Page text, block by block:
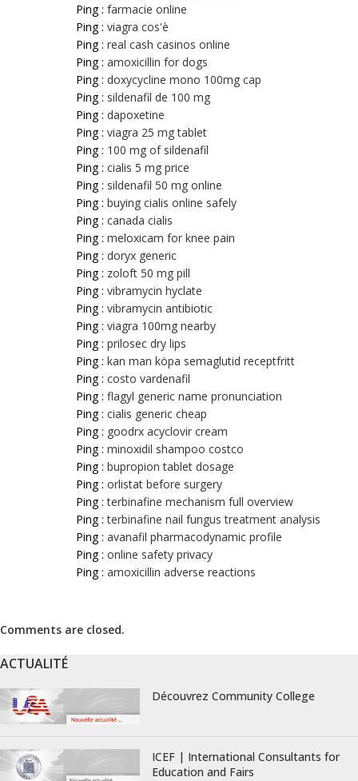
Ping : farmacie online
Ping : viagra cos'è
Ping : real cash casinos online
Ping : amoxicillin for dogs
Ping : doxycycline mono 100mg cap
Ping : sildenafil de 100 mg
Ping : dapoxetine
Ping : viagra 25 mg tablet
Ping : 100 mg of sildenafil
Ping : cialis 5 mg price
Ping : sildenafil 50 mg online
Ping : buying cialis online safely
Ping : canada cialis
Ping : meloxicam for knee pain
Ping : doryx generic
Ping : zoloft 50 mg pill
Ping : vibramycin hyclate
Ping : vibramycin antibiotic
Ping : viagra 100mg nearby
Ping : prilosec dry lips
Ping : kan man köpa semaglutid receptfritt
Ping : costo vardenafil
Ping : flagyl generic name pronunciation
Ping : cialis generic cheap
Ping : goodrx acyclovir cream
Ping : minoxidil shampoo costco
Ping : bupropion tablet dosage
Ping : orlistat before surgery
Ping :terbinafine mechanism full overview
Ping :terbinafine nail fungus treatment analysis
Ping : avanafil pharmacodynamic profile
Ping : online safety privacy
Ping : amoxicillin adverse reactions
Comments are closed.
ACTUALITÉ
Découvrez Community College
ICEF | International Consultants for
Education and Fairs